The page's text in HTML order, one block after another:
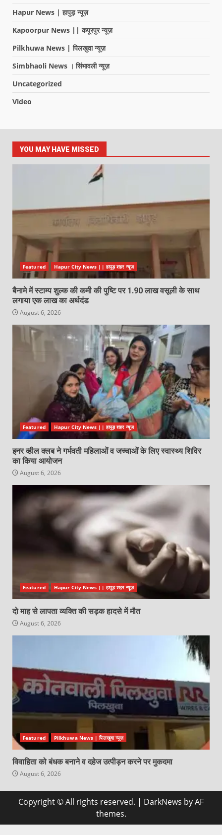
Hapur News | हापुड़ न्यूज़
Kapoorpur News || कपूरपुर न्यूज़
Pilkhuwa News | पिलखुवा न्यूज़
Simbhaoli News । सिंभावली न्यूज़
Uncategorized
Video
YOU MAY HAVE MISSED
Featured Hapur City News || हापुड़ शहर न्यूज़
बैनामे में स्टाम्प शुल्क की कमी की पुष्टि पर 1.90 लाख वसूली के साथ
लगाया एक लाख का अर्थदंड
August 6, 2026
Featured Hapur City News || हापुड़ शहर न्यूज़
इनर व्हील क्लब ने गर्भवती महिलाओं व जच्चाओं के लिए स्वास्थ्य शिविर
का किया आयोजन
August 6, 2026
Featured Hapur City News || हापुड़ शहर न्यूज़
दो माह से लापता व्यक्ति की सड़क हादसे में मौत
August 6, 2026
Featured Pilkhuwa News | पिलखुवा न्यूज़
विवाहिता को बंधक बनाने व दहेज उत्पीड़न करने पर मुकदमा
August 6, 2026
Copyright © All rights reserved. | DarkNews by AF
themes.